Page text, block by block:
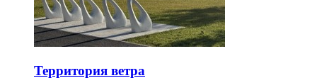
Территория ветра